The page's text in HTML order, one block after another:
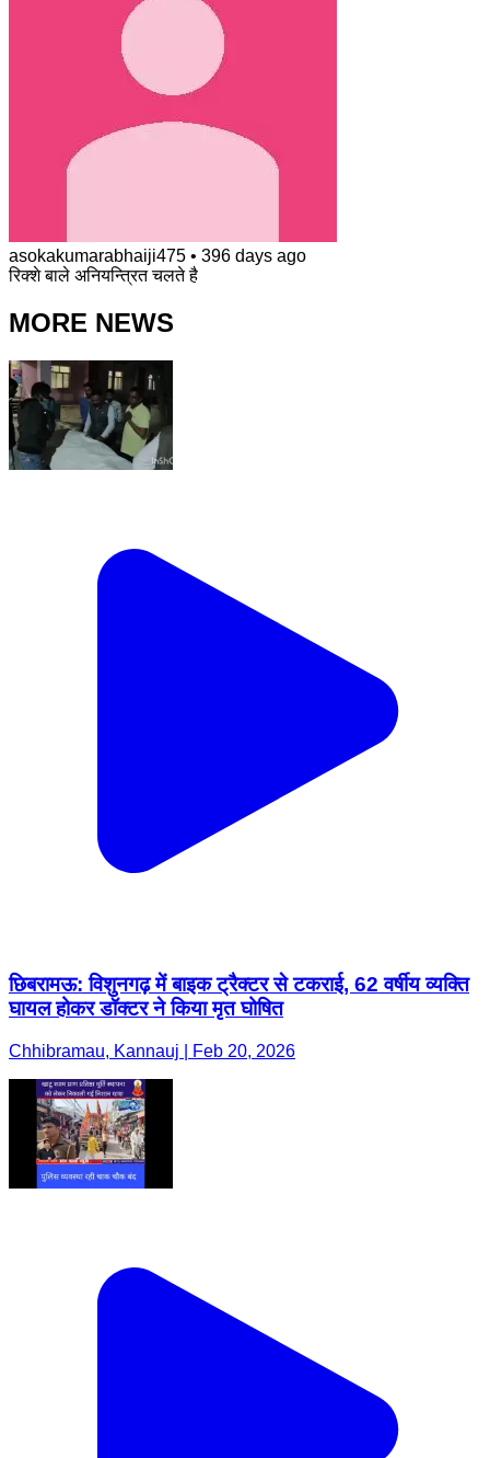
asokakumarabhaiji475 • 396 days ago
रिक्शे बाले अनियन्त्रित चलते है
MORE NEWS
छिबरामऊ: विशुनगढ़ में बाइक ट्रैक्टर से टकराई, 62 वर्षीय व्यक्ति
घायल होकर डॉक्टर ने किया मृत घोषित
Chhibramau, Kannauj | Feb 20, 2026